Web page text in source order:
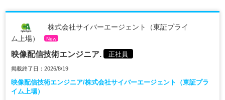
株式会社サイバーエージェント（東証プライ
ム上場）
New
映像配信技術エンジニア. 正社員
掲載終了日：2026/8/19
映像配信技術エンジニア/株式会社サイバーエージェント（東証プラ
イム上場）